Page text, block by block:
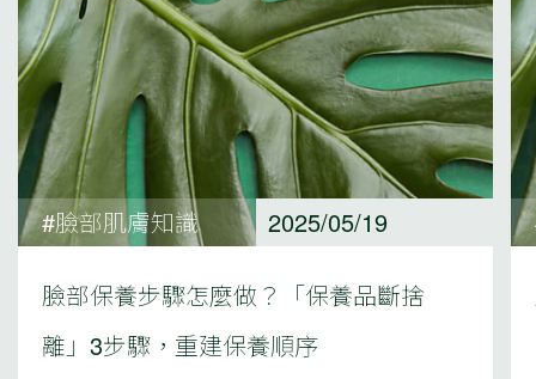
#臉部肌膚知識 2025/05/19
臉部保養步驟怎麼做？「保養品斷捨
離」3步驟，重建保養順序